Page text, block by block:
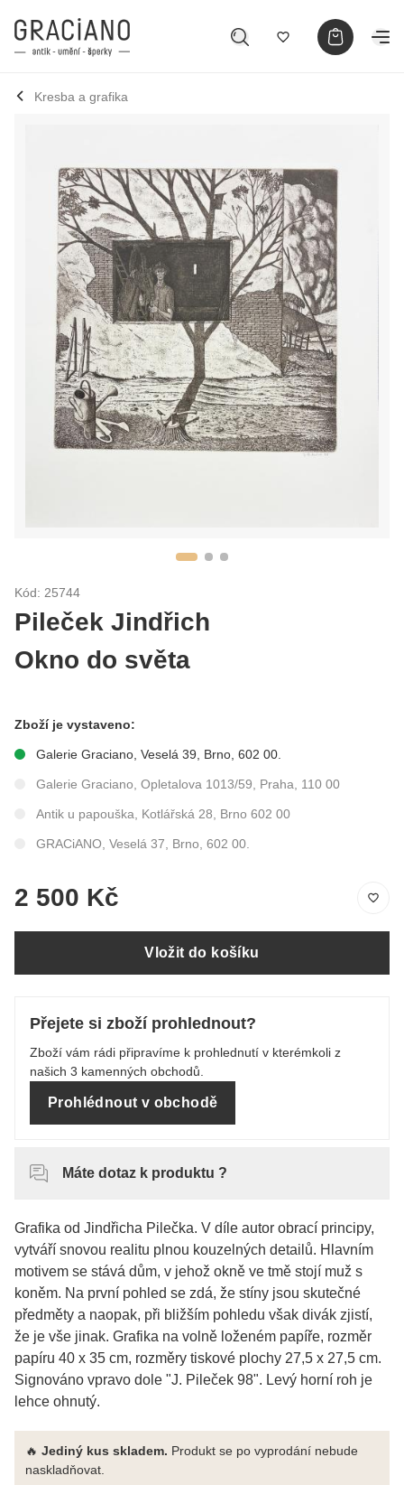
Kresba a grafika
Kód: 25744
Pileček Jindřich
Okno do světa
Zboží je vystaveno:
Galerie Graciano, Veselá 39, Brno, 602 00.
Galerie Graciano, Opletalova 1013/59, Praha, 110 00
Antik u papouška, Kotlářská 28, Brno 602 00
GRACiANO, Veselá 37, Brno, 602 00.
2 500 Kč
Vložit do košíku
Přejete si zboží prohlednout?
Zboží vám rádi připravíme k prohlednutí v kterémkoli z
našich 3 kamenných obchodů.
Prohlédnout v obchodě
Máte dotaz k produktu ?
Grafika od Jindřicha Pilečka. V díle autor obrací principy,
vytváří snovou realitu plnou kouzelných detailů. Hlavním
motivem se stává dům, v jehož okně ve tmě stojí muž s
koněm. Na první pohled se zdá, že stíny jsou skutečné
předměty a naopak, při bližším pohledu však divák zjistí,
že je vše jinak. Grafika na volně loženém papíře, rozměr
papíru 40 x 35 cm, rozměry tiskové plochy 27,5 x 27,5 cm.
Signováno vpravo dole "J. Pileček 98". Levý horní roh je
lehce ohnutý.
🔥 Jediný kus skladem. Produkt se po vyprodání nebude
naskladňovat.